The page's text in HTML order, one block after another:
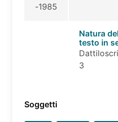
-1985
Natura
testo in
3
Soggetti